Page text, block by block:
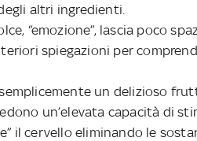
altri ingredienti.
“emozione”, lascia poco
spiegazioni per
un delizioso
un’elevata capacità di
il cervello eliminando le